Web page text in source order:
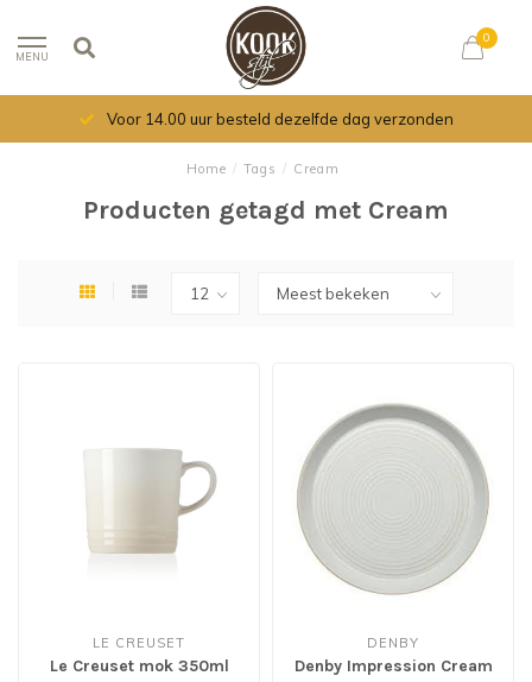
MENU
0
Voor 14.00 uur besteld dezelfde dag verzonden
Home / Tags / Cream
Producten getagd met Cream
LE CREUSET
Le Creuset mok 350ml
DENBY
Denby Impression Cream